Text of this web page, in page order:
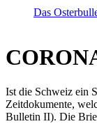
Das
Ist die Schweiz ein
Zeitdokumente,
Bulletin II). Die